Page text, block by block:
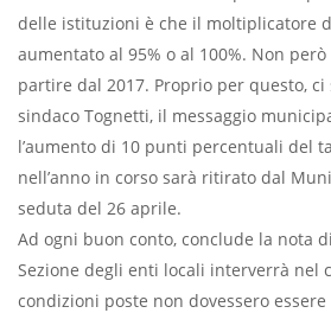
delle istituzioni è che il moltiplicatore
aumentato al 95% o al 100%. Non però
partire dal 2017. Proprio per questo, ci
sindaco Tognetti, il messaggio
l’aumento di 10 punti percentuali del
nell’anno in corso sarà ritirato dal
seduta del 26 aprile.
Ad ogni buon conto, conclude la nota
Sezione degli enti locali interverrà nel
condizioni poste non dovessero